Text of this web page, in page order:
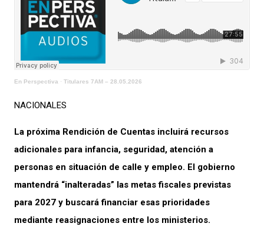
En Perspectiva · Titulares 7AM – 28.05.2026
NACIONALES
La próxima Rendición de Cuentas incluirá recursos
adicionales para infancia, seguridad, atención a
personas en situación de calle y empleo. El gobierno
mantendrá “inalteradas” las metas fiscales previstas
para 2027 y buscará financiar esas prioridades
mediante reasignaciones entre los ministerios.